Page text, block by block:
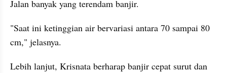
Jalan banyak yang terendam banjir.
"Saat ini ketinggian air bervariasi antara 70 sampai 80
cm," jelasnya.
Lebih lanjut, Krisnata berharap banjir cepat surut dan